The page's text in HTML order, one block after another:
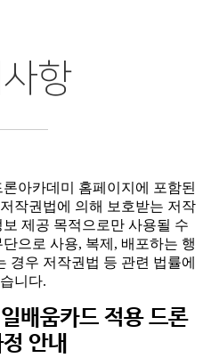
항
아카데미 홈페이지에 포함된
작권법에 의해 보호받는 저작
제공 목적으로만 사용될 수
으로 사용, 복제, 배포하는 행
경우 저작권법 등 관련 법률에
니다.
배움카드 적용 드론
안내